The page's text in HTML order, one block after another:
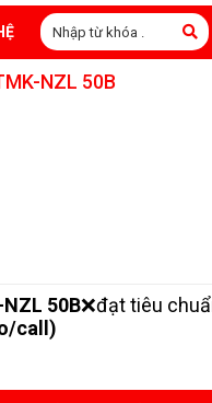
NZL 50B
50B❌đạt tiêu
call)